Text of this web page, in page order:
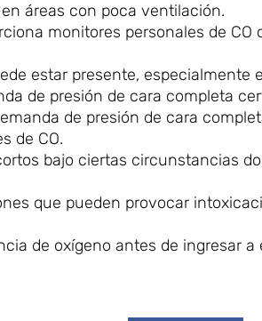
áreas con poca ventilación.
monitores personales de CO
estar presente, especialmente
de presión de cara completa
de presión de cara
de CO.
bajo ciertas circunstancias
que pueden provocar
de oxígeno antes de ingresar a